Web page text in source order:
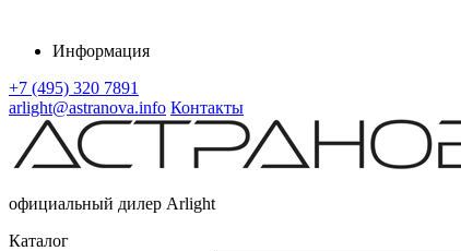
Информация
+7 (495) 320 7891
arlight@astranova.info Контакты
официальный дилер Arlight
Каталог